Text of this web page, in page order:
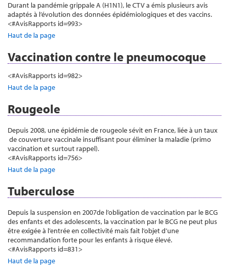
Durant la pandémie grippale A (H1N1), le CTV a émis plusieurs avis
adaptés à l’évolution des données épidémiologiques et des vaccins.
<#AvisRapports id=993>
Haut de la page
Vaccination contre le pneumocoque
<#AvisRapports id=982>
Haut de la page
Rougeole
Depuis 2008, une épidémie de rougeole sévit en France, liée à un taux
de couverture vaccinale insuffisant pour éliminer la maladie (primo
vaccination et surtout rappel).
<#AvisRapports id=756>
Haut de la page
Tuberculose
Depuis la suspension en 2007de l’obligation de vaccination par le BCG
des enfants et des adolescents, la vaccination par le BCG ne peut plus
être exigée à l’entrée en collectivité mais fait l’objet d’une
recommandation forte pour les enfants à risque élevé.
<#AvisRapports id=831>
Haut de la page